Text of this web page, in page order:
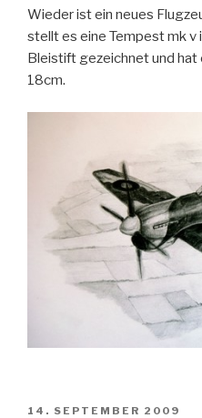
Wieder ist ein neues
stellt es eine Tempest mk v
Bleistift gezeichnet und hat
18cm.
VERÖFFENTLICHT
14. SEPTEMBER 2009